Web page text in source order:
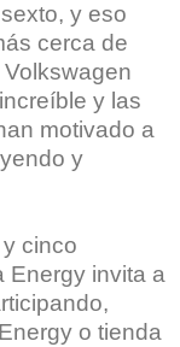
y eso
cerca de
y las
motivado a
y
cinco
Energy invita a
o tienda